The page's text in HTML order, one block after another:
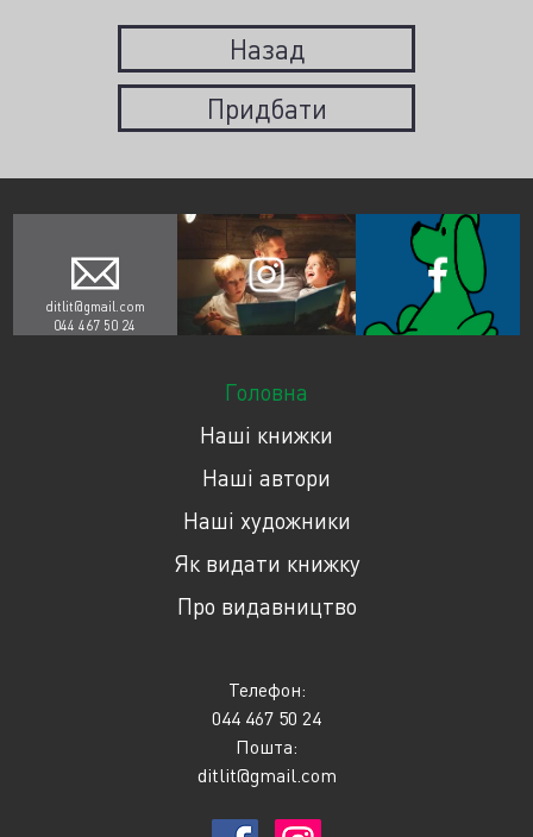
Назад
Придбати
ditlit@gmail.com
044 467 50 24
Головна
Наші книжки
Наші автори
Наші художники
Як видати книжку
Про видавництво
Телефон:
044 467 50 24
Пошта:
ditlit@gmail.com